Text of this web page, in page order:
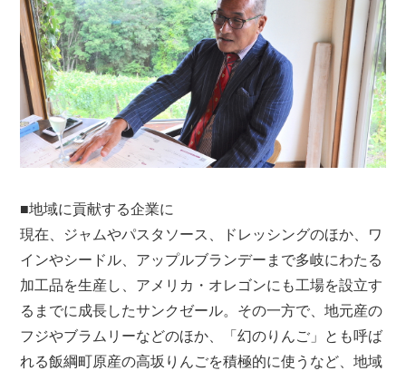
■地域に貢献する企業に
現在、ジャムやパスタソース、ドレッシングのほか、ワ
インやシードル、アップルブランデーまで多岐にわたる
加工品を生産し、アメリカ・オレゴンにも工場を設立す
るまでに成長したサンクゼール。その一方で、地元産の
フジやブラムリーなどのほか、「幻のりんご」とも呼ば
れる飯綱町原産の高坂りんごを積極的に使うなど、地域